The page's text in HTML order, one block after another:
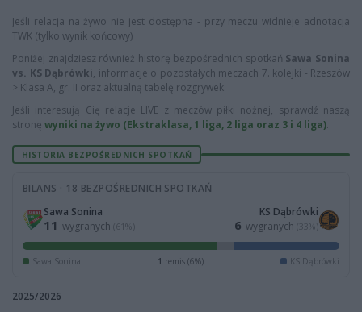
Jeśli relacja na żywo nie jest dostępna - przy meczu widnieje adnotacja
TWK (tylko wynik końcowy)
Poniżej znajdziesz również historę bezpośrednich spotkań Sawa Sonina
vs. KS Dąbrówki, informacje o pozostałych meczach 7. kolejki - Rzeszów
> Klasa A, gr. II oraz aktualną tabelę rozgrywek.
Jeśli interesują Cię relacje LIVE z meczów piłki nożnej, sprawdź naszą
stronę wyniki na żywo (Ekstraklasa, 1 liga, 2 liga oraz 3 i 4 liga).
HISTORIA BEZPOŚREDNICH SPOTKAŃ
BILANS · 18 BEZPOŚREDNICH SPOTKAŃ
Sawa Sonina
11 wygranych (61%)
KS Dąbrówki
6 wygranych (33%)
Sawa Sonina 1 remis (6%) KS Dąbrówki
2025/2026